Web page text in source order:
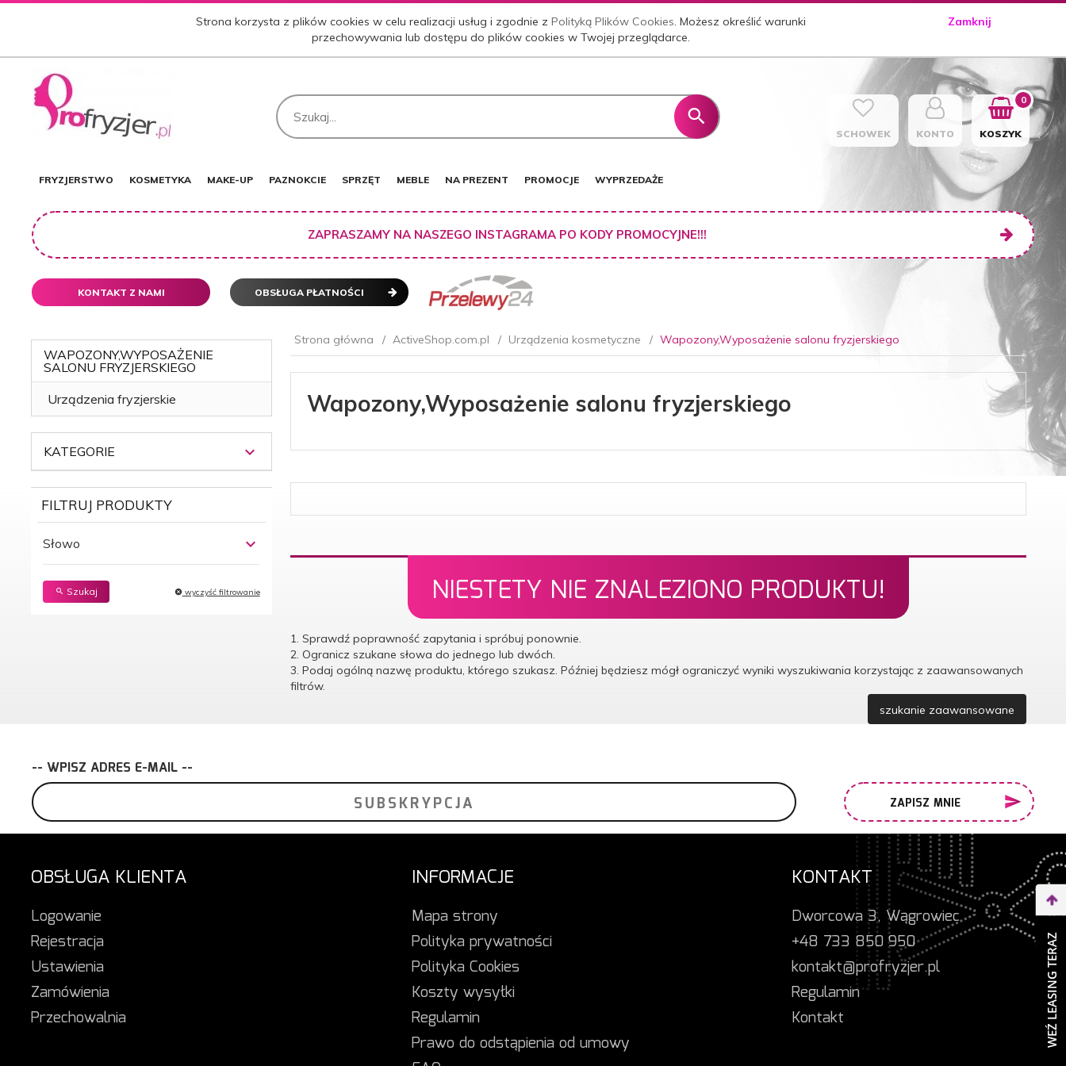
Strona korzysta z plików cookies w celu realizacji usług i zgodnie zPolityką Plików Cookies. Możesz określić warunki
przechowywania lub dostępu do plików cookies w Twojej przeglądarce.
Zamknij
SCHOWEK KONTO KOSZYK
0
FRYZJERSTWO KOSMETYKA MAKE-UP PAZNOKCIE SPRZĘT MEBLE NA PREZENT PROMOCJE WYPRZEDAŻE
ZAPRASZAMY NA NASZEGO INSTAGRAMA PO KODY PROMOCYJNE!!!
KONTAKT Z NAMI OBSŁUGA PŁATNOŚCI
WAPOZONY,WYPOSAŻENIE
SALONU FRYZJERSKIEGO
Urządzenia fryzjerskie
KATEGORIE
FILTRUJ PRODUKTY
Słowo
Szukaj wyczyść filtrowanie
Strona główna ActiveShop.com.pl Urządzenia kosmetyczne Wapozony,Wyposażenie salonu fryzjerskiego
Wapozony,Wyposażenie salonu fryzjerskiego
NIESTETY NIE ZNALEZIONO PRODUKTU!
1. Sprawdź poprawność zapytania i spróbuj ponownie.
2. Ogranicz szukane słowa do jednego lub dwóch.
3. Podaj ogólną nazwę produktu, którego szukasz. Później będziesz mógł ograniczyć wyniki wyszukiwania korzystając z zaawansowanych
filtrów.
szukanie zaawansowane
-- WPISZ ADRES E-MAIL --
ZAPISZ MNIE
OBSŁUGA KLIENTA
Logowanie
Rejestracja
Ustawienia
Zamówienia
Przechowalnia
INFORMACJE
Mapa strony
Polityka prywatności
Polityka Cookies
Koszty wysyłki
Regulamin
Prawo do odstąpienia od umowy
KONTAKT
Dworcowa 3, Wągrowiec
+48 733 850 950
kontakt@profryzjer.pl
Regulamin
Kontakt
WEŹ LEASING TERAZ